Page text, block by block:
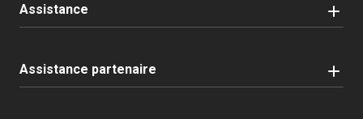
Assistance
Assistance partenaire